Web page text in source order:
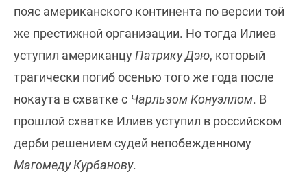
пояс американского континента по версии той
же престижной организации. Но тогда Илиев
уступил американцуПатрику Дэю, который
трагически погиб осенью того же года после
нокаута в схватке с Чарльзом Конуэллом. В
прошлой схватке Илиев уступил в российском
дерби решением судей непобежденному
Магомеду Курбанову.